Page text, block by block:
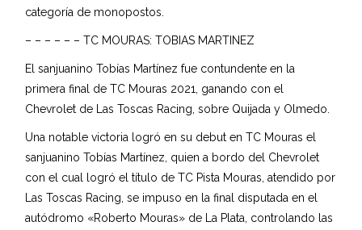
categoría de monopostos.
– – – – – – TC MOURAS: TOBIAS MARTINEZ
El sanjuanino Tobías Martínez fue contundente en la
primera final de TC Mouras 2021, ganando con el
Chevrolet de Las Toscas Racing, sobre Quijada y Olmedo.
Una notable victoria logró en su debut en TC Mouras el
sanjuanino Tobías Martínez, quien a bordo del Chevrolet
con el cual logró el título de TC Pista Mouras, atendido por
Las Toscas Racing, se impuso en la final disputada en el
autódromo «Roberto Mouras» de La Plata, controlando las